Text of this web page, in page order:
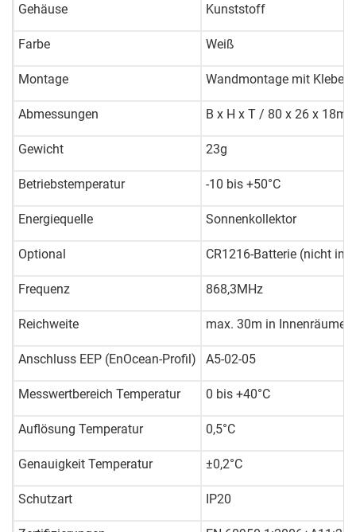
Gehäuse Kunststoff
Farbe Weiß
Montage Wandmontage mit
Abmessungen B x H x T / 80 x 26 x
Gewicht 23g
Betriebstemperatur -10 bis +50°C
Energiequelle Sonnenkollektor
Optional CR1216-Batterie (nicht
Frequenz 868,3MHz
Reichweite max. 30m in Innenräumen
Anschluss EEP (EnOcean-Profil) A5-02-05
Messwertbereich Temperatur 0 bis +40°C
Auflösung Temperatur 0,5°C
Genauigkeit Temperatur ±0,2°C
Schutzart IP20